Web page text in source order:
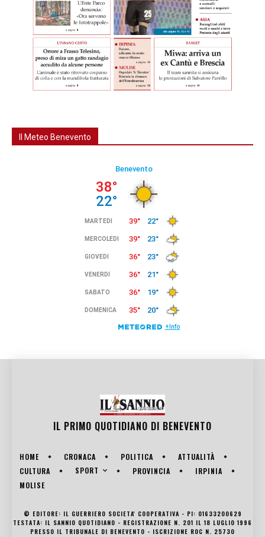
Il Meteo Benevento
IL PRIMO QUOTIDIANO DI BENEVENTO
HOME CRONACA POLITICA
ATTUALITÀ
CULTURA
SPORT PROVINCIA
IRPINIA
MOLISE
© EDITORE: IL GUERRIERO SOCIETA' COOPERATIVA - PI: 01633200629
TESTATA: IL SANNIO QUOTIDIANO - REGISTRAZIONE N. 201 IL 18 LUGLIO 1996
PRESSO IL TRIBUNALE DI BENEVENTO - ISCRIZIONE ROC N. 25730